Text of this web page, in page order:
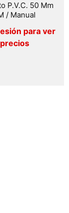
P.V.C. 50 Mm
/ Manual